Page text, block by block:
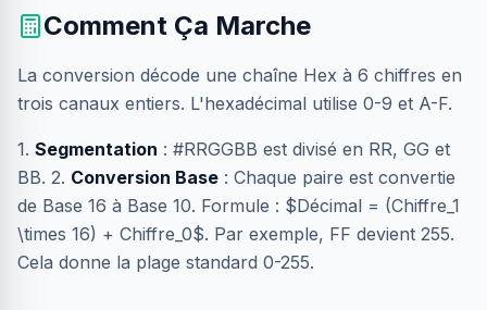
Comment Ça Marche
La conversion décode une chaîne Hex à 6 chiffres en
trois canaux entiers. L'hexadécimal utilise 0-9 et A-F.
1. Segmentation : #RRGGBB est divisé en RR, GG et
BB. 2. Conversion Base : Chaque paire est convertie
de Base 16 à Base 10. Formule : $Décimal = (Chiffre_1
\times 16) + Chiffre_0$. Par exemple, FF devient 255.
Cela donne la plage standard 0-255.